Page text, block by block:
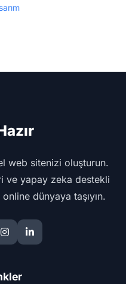
web sitenizi oluşturun.
ve yapay zeka destekli
dünyaya taşıyın.